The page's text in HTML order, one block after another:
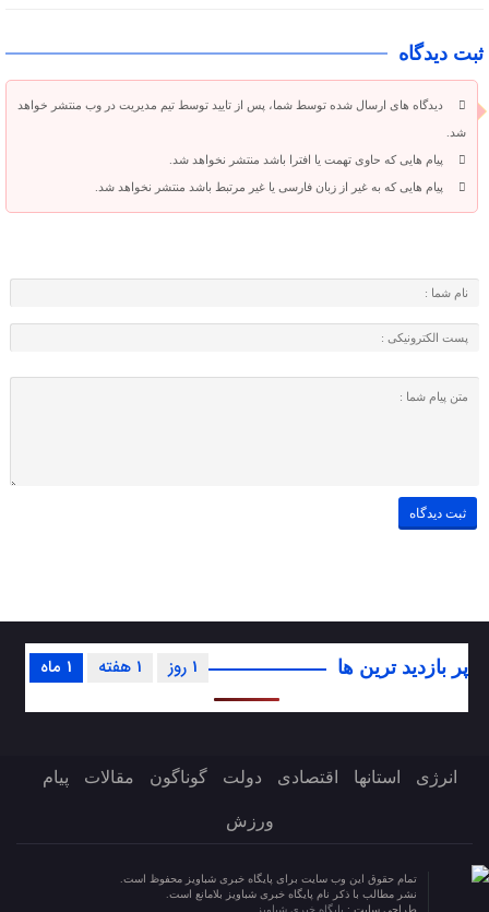
ثبت دیدگاه
دیدگاه های ارسال شده توسط شما، پس از تایید توسط تیم مدیریت در وب منتشر خواهد
شد.
پیام هایی که حاوی تهمت یا افترا باشد منتشر نخواهد شد.
پیام هایی که به غیر از زبان فارسی یا غیر مرتبط باشد منتشر نخواهد شد.
پر بازدید ترین ها 1 ماه 1 هفته 1 روز
انرژی استانها اقتصادی دولت گوناگون مقالات پیام
ورزش
تمام حقوق این وب سایت برای پایگاه خبری شباویز محفوظ است.
نشر مطالب با ذکر نام پایگاه خبری شباویز بلامانع است.